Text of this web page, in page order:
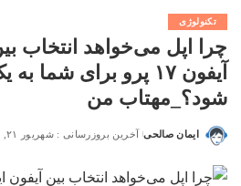
تکنولوژی
چرا اپل می‌خواهد انتخاب
آیفون ۱۷ پرو برای
شود؟_مهتاب من
ایمان صالحی آخرین بروزرسانی : شهریور ۲۱, ۱۴۰۴